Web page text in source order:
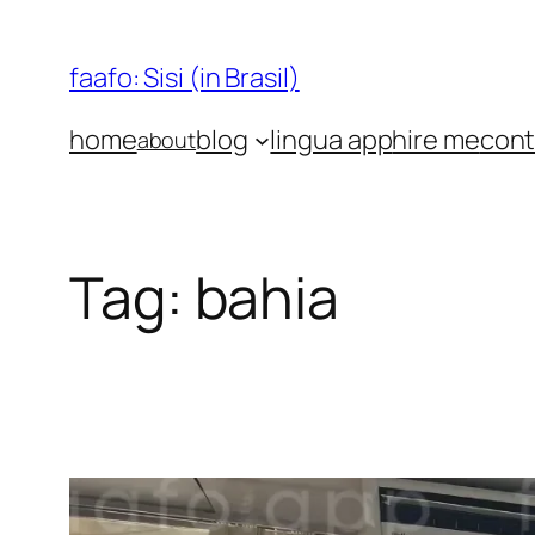
content
faafo: Sisi (in Brasil)
homeaboutblog lingua apphire me
Tag: bahia